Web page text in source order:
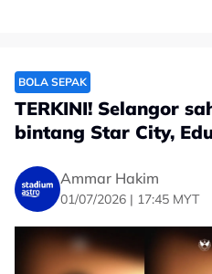
BOLA SEPAK
TERKINI! Selangor
bintang Star City,
Ammar Hakim
01/07/2026 | 17:45 MYT